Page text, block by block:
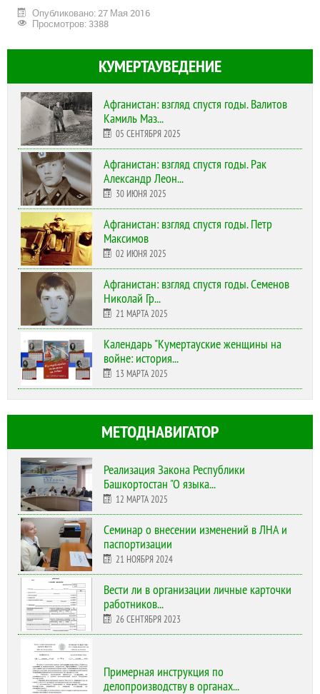
Опубликовано: 27 Мая 2016
Просмотров: 3388
КУМЕРТАУВЕДЕНИЕ
Афганистан: взгляд спустя годы. Валитов
Камиль Маз...
05 СЕНТЯБРЯ 2025
Афганистан: взгляд спустя годы. Рак
Александр Леон...
30 ИЮНЯ 2025
Афганистан: взгляд спустя годы. Петр
Максимов
02 ИЮНЯ 2025
Афганистан: взгляд спустя годы. Семенов
Николай Гр...
21 МАРТА 2025
Календарь "Кумертауские женщины на
войне: история...
13 МАРТА 2025
МЕТОДНАВИГАТОР
Реализация Закона Республики
Башкортостан "О языка...
12 МАРТА 2025
Cеминар о внесении изменений в ЛНА и
паспортизации
21 НОЯБРЯ 2024
Вести ли в организации личные карточки
работников...
26 СЕНТЯБРЯ 2023
Примерная инструкция по
делопроизводству в органах...